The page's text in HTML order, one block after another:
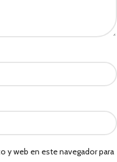
y web en este navegador para